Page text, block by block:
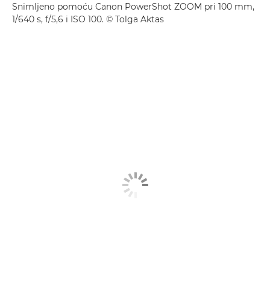
Snimljeno pomoću Canon PowerShot ZOOM pri 100 mm,
1/640 s, f/5,6 i ISO 100. © Tolga Aktas